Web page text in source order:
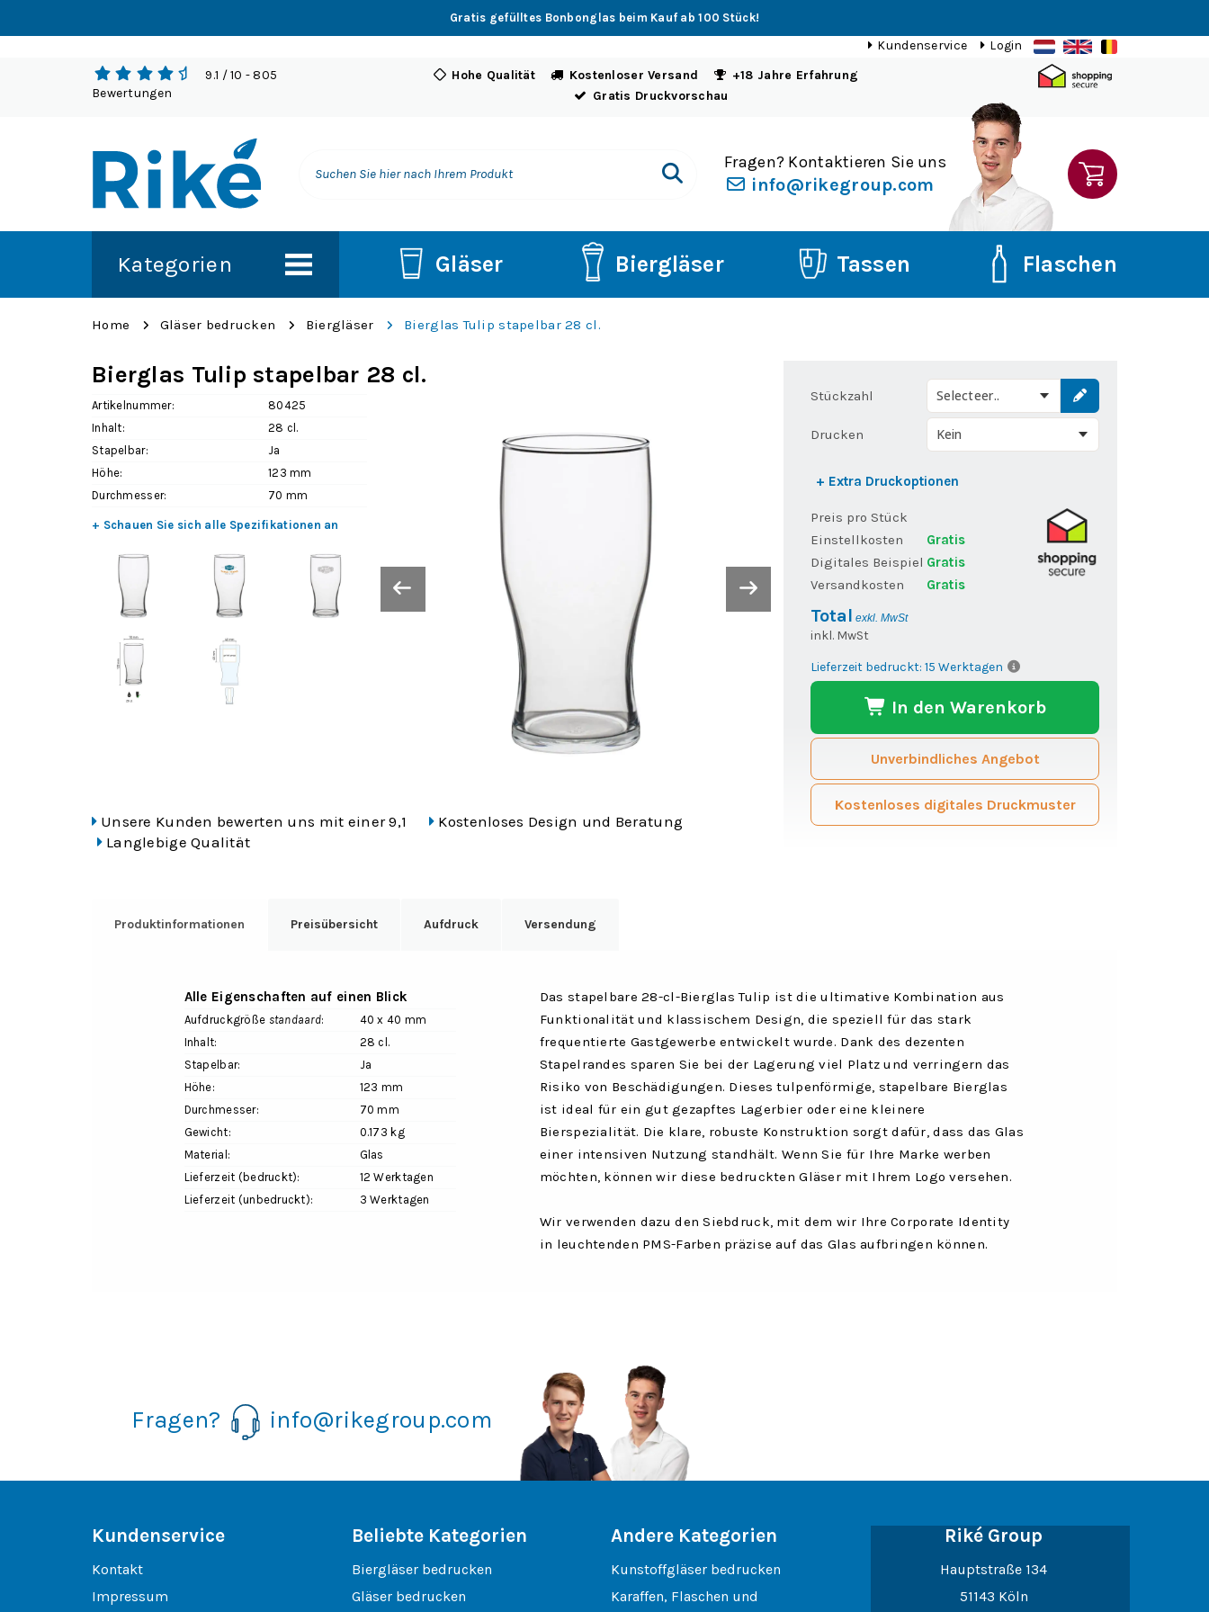
Gratis gefülltes Bonbonglas beim Kauf ab 100 Stück!
Kundenservice
Login
9.1 / 10 - 805
Bewertungen
Hohe Qualität Kostenloser Versand
+18 Jahre Erfahrung
Gratis Druckvorschau
Fragen? Kontaktieren Sie uns
info@rikegroup.com
Kategorien Gläser Biergläser Tassen Flaschen
Home Gläser bedrucken Biergläser Bierglas Tulip stapelbar 28 cl.
Bierglas Tulip stapelbar 28 cl.
Artikelnummer:
80425
Inhalt:
28 cl.
Stapelbar:
Ja
Höhe:
123 mm
Durchmesser:
70 mm
+ Schauen Sie sich alle Spezifikationen an
Unsere Kunden bewerten uns mit einer 9,1
Kostenloses Design und Beratung
Langlebige Qualität
Stückzahl Selecteer..
Drucken
+ Extra Druckoptionen
Preis pro Stück
Einstellkosten
Gratis
Digitales Beispiel Gratis
Versandkosten
Gratis
Total exkl. MwSt
inkl. MwSt
Lieferzeit bedruckt: 15 Werktagen
In den Warenkorb
Unverbindliches Angebot
Kostenloses digitales Druckmuster
Produktinformationen Preisübersicht Aufdruck Versendung
Alle Eigenschaften auf einen Blick
Aufdruckgröße standaard:
40 x 40 mm
Inhalt:
28 cl.
Stapelbar:
Ja
Höhe:
123 mm
Durchmesser:
70 mm
Gewicht:
0.173 kg
Material:
Glas
Lieferzeit (bedruckt):
12 Werktagen
Lieferzeit (unbedruckt):
3 Werktagen
Das stapelbare 28-cl-Bierglas Tulip ist die ultimative Kombination aus
Funktionalität und klassischem Design, die speziell für das stark
frequentierte Gastgewerbe entwickelt wurde. Dank des dezenten
Stapelrandes sparen Sie bei der Lagerung viel Platz und verringern das
Risiko von Beschädigungen. Dieses tulpenförmige, stapelbare Bierglas
ist ideal für ein gut gezapftes Lagerbier oder eine kleinere
Bierspezialität. Die klare, robuste Konstruktion sorgt dafür, dass das Glas
einer intensiven Nutzung standhält. Wenn Sie für Ihre Marke werben
möchten, können wir diese bedruckten Gläser mit Ihrem Logo versehen.
Wir verwenden dazu den Siebdruck, mit dem wir Ihre Corporate Identity
in leuchtenden PMS-Farben präzise auf das Glas aufbringen können.
Fragen? info@rikegroup.com
Kundenservice
Kontakt
Impressum
Beliebte Kategorien
Biergläser bedrucken
Gläser bedrucken
Andere Kategorien
Kunstoffgläser bedrucken
Karaffen, Flaschen und
Riké Group
Hauptstraße 134
51143 Köln